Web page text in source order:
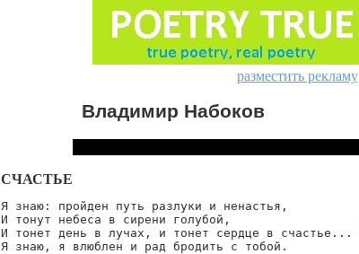
разместить рекламу
Владимир Набоков
СЧАСТЬЕ
Я знаю: пройден путь разлуки и ненастья,
И тонут небеса в сирени голубой,
И тонет день в лучах, и тонет сердце в счастье...
Я знаю, я влюблен и рад бродить с тобой.